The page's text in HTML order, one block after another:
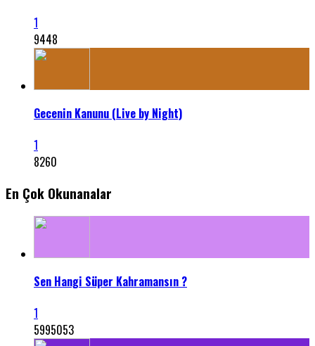
1
9448
Gecenin Kanunu (Live by Night)
1
8260
En Çok Okunanalar
Sen Hangi Süper Kahramansın ?
1
5995053